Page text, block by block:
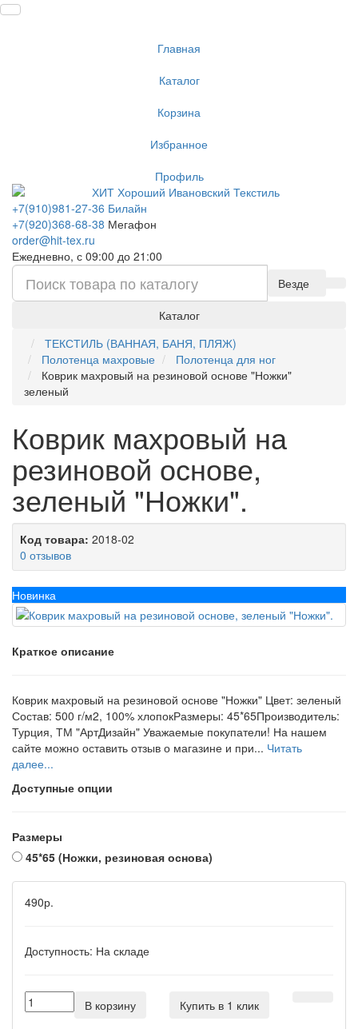
Главная
Каталог
Корзина
Избранное
Профиль
+7(910)981-27-36 Билайн
+7(920)368-68-38 Мегафон
order@hit-tex.ru
Ежедневно, с 09:00 до 21:00
Везде
Каталог
ТЕКСТИЛЬ (ВАННАЯ, БАНЯ, ПЛЯЖ)
Полотенца махровые
Полотенца для ног
Коврик махровый на резиновой основе "Ножки"
зеленый
Коврик махровый на
резиновой основе,
зеленый "Ножки".
Код товара: 2018-02
0 отзывов
Новинка
Краткое описание
Коврик махровый на резиновой основе "Ножки" Цвет: зеленый
Состав: 500 г/м2, 100% хлопокРазмеры: 45*65Производитель:
Турция, ТМ "АртДизайн" Уважаемые покупатели! На нашем
сайте можно оставить отзыв о магазине и при... Читать
далее...
Доступные опции
Размеры
45*65 (Ножки, резиновая основа)
490р.
Доступность: На складе
В корзину Купить в 1 клик